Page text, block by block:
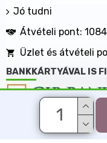
Jó tudni
Átvételi pont:
Üzlet és átvételi
BANKKÁRTYÁVAL IS
Minden jog